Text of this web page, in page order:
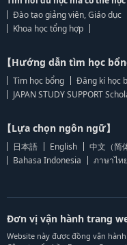
Đào tạo giảng viên, Giáo dục
Khoa học tổng hợp
【Hướng dẫn tìm học
Tìm học bổng
Đăng kí học
JAPAN STUDY SUPPORT
【Lựa chọn ngôn ngữ】
日本語 English 中文（简
Bahasa Indonesia
ภาษาไทย
Đơn vị vận hành trang
Website này được đồng vận